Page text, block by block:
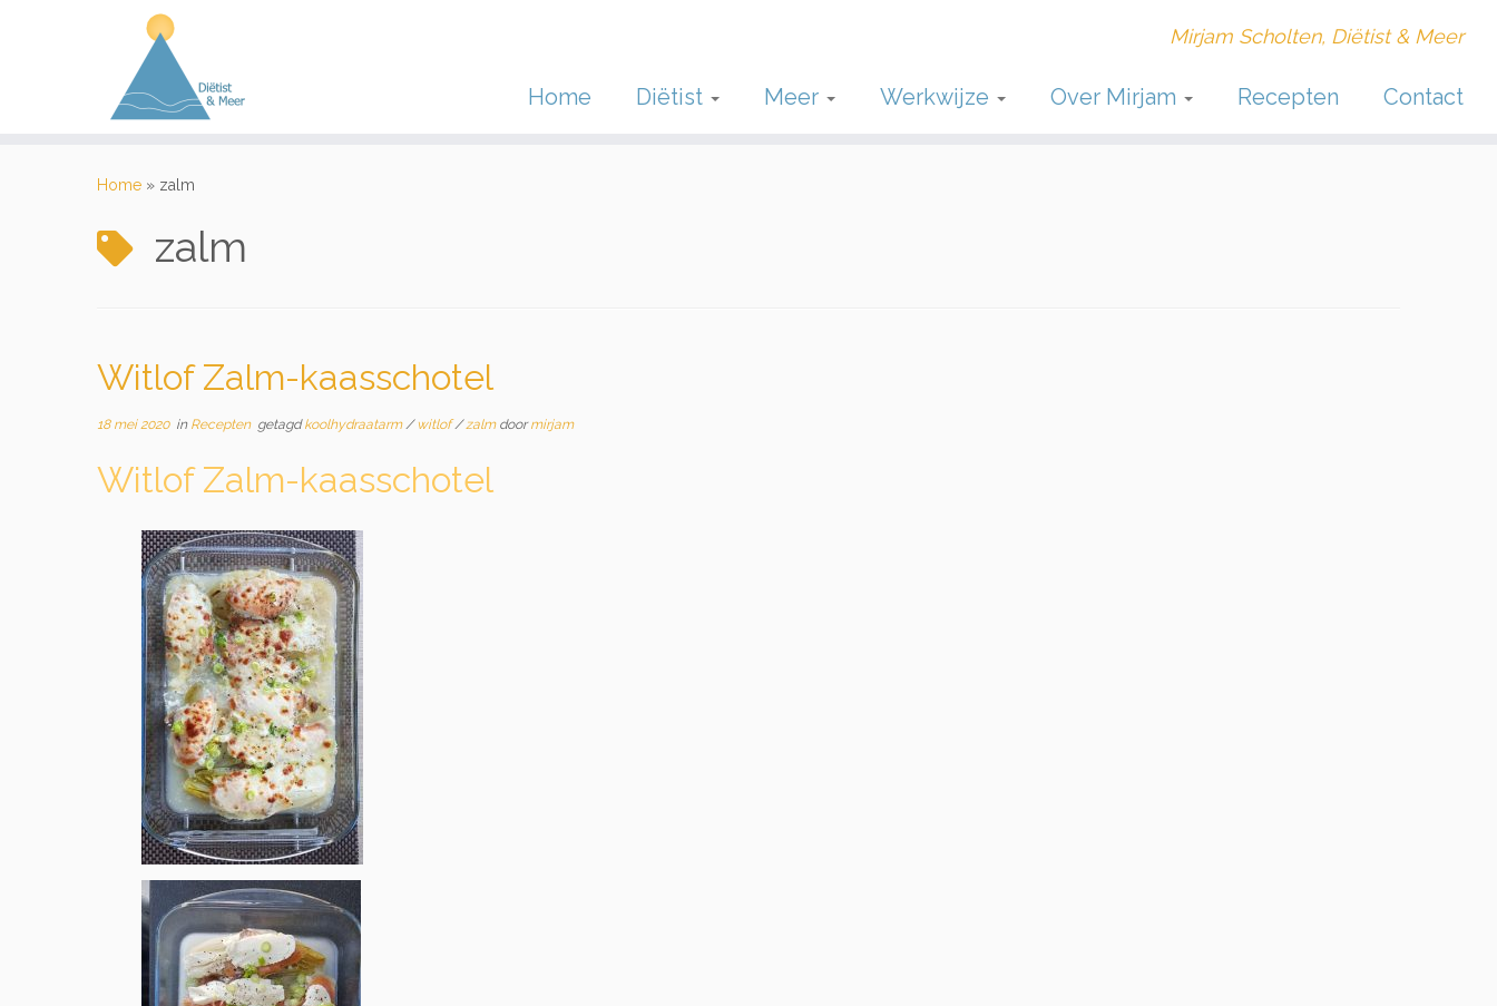
Mirjam Scholten, Diëtist & Meer
Home Diëtist Meer Werkwijze Over Mirjam Recepten Contact
Home » zalm
zalm
Witlof Zalm-kaasschotel
18 mei 2020in Recepten getagdkoolhydraatarm/witlof/zalm doormirjam
Witlof Zalm-kaasschotel